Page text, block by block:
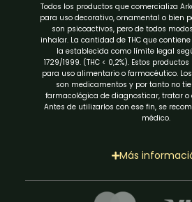
Todos los productos que comercializa
para uso decorativo, ornamental o bien
son psicoactivos, pero de todos
inhalar. La cantidad de THC que
la establecida como límite legal
1729/1999. (THC < 0,2%). Estos
para uso alimentario o farmacéutico.
son medicamentos y por tanto no
farmacológica de diagnosticar, tratar o
Antes de utilizarlos con ese fin, se
médico.
Más